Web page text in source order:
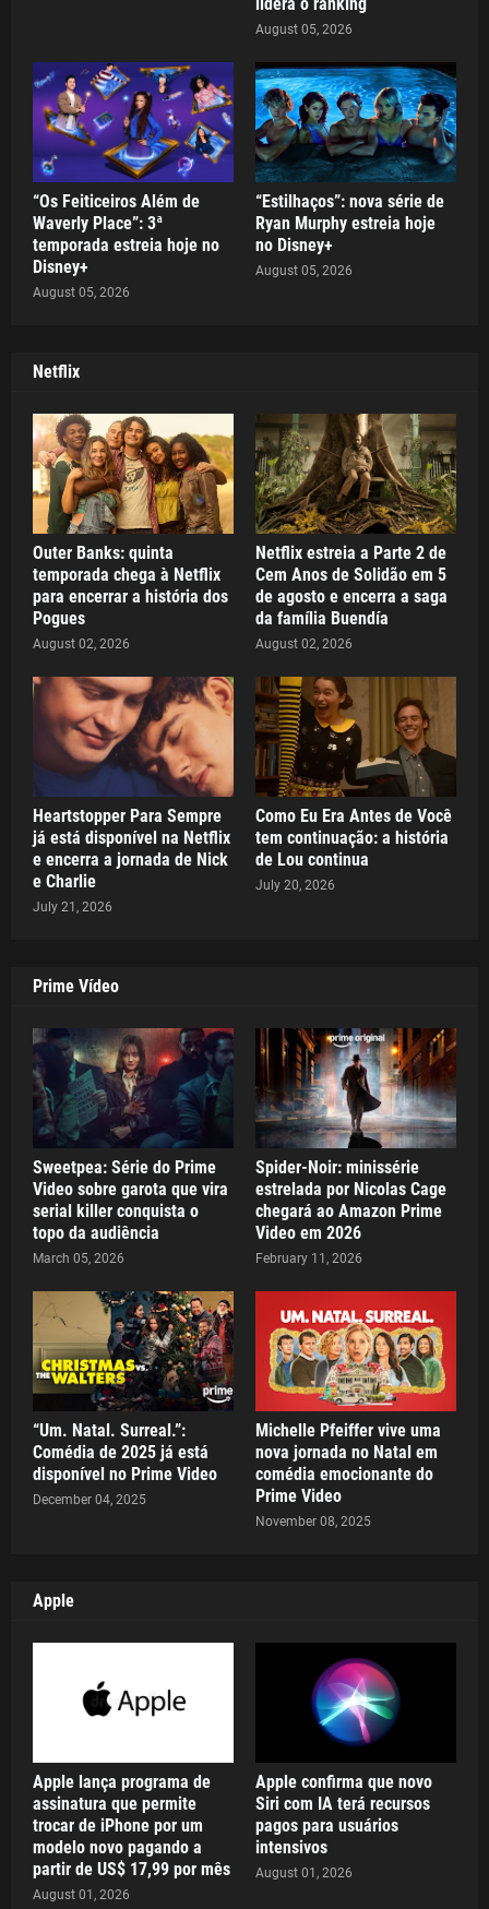
August 05, 2026
“Os Feiticeiros Além de
Waverly Place”: 3ª
temporada estreia hoje no
Disney+
August 05, 2026
“Estilhaços”: nova série de
Ryan Murphy estreia hoje
no Disney+
August 05, 2026
Netflix
Outer Banks: quinta
temporada chega à Netflix
para encerrar a história dos
Pogues
August 02, 2026
Netflix estreia a Parte 2 de
Cem Anos de Solidão em 5
de agosto e encerra a saga
da família Buendía
August 02, 2026
Heartstopper Para Sempre
já está disponível na Netflix
e encerra a jornada de Nick
e Charlie
July 21, 2026
Como Eu Era Antes de Você
tem continuação: a história
de Lou continua
July 20, 2026
Prime Vídeo
Sweetpea: Série do Prime
Video sobre garota que vira
serial killer conquista o
topo da audiência
March 05, 2026
Spider-Noir: minissérie
estrelada por Nicolas Cage
chegará ao Amazon Prime
Video em 2026
February 11, 2026
“Um. Natal. Surreal.”:
Comédia de 2025 já está
disponível no Prime Video
December 04, 2025
Michelle Pfeiffer vive uma
nova jornada no Natal em
comédia emocionante do
Prime Video
November 08, 2025
Apple
Apple lança programa de
assinatura que permite
trocar de iPhone por um
modelo novo pagando a
partir de US$ 17,99 por mês
August 01, 2026
Apple confirma que novo
Siri com IA terá recursos
pagos para usuários
intensivos
August 01, 2026